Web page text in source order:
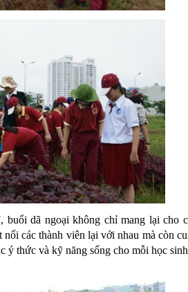
buổi dã ngoại không chỉ mang lại cho
các thành viên lại với nhau mà còn
ý thức và kỹ năng sống cho mỗi học